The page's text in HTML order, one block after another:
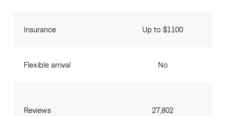
Insurance
Flexible arrival
Reviews
Up to $1100
No
27,802